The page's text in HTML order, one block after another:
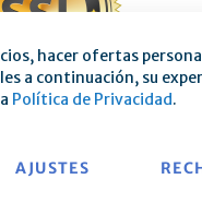
legal|Política de
hacer ofertas
a continuación, su
Política de Privacidad.
AJUSTES